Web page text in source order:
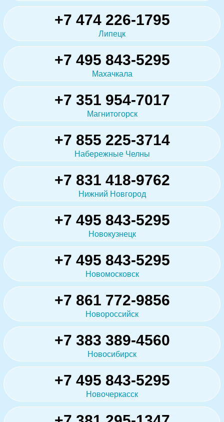
+7 474 226-1795
Липецк
+7 495 843-5295
Махачкала
+7 351 954-7017
Магнитогорск
+7 855 225-3714
Набережные Челны
+7 831 418-9762
Нижний Новгород
+7 495 843-5295
Новокузнецк
+7 495 843-5295
Новомосковск
+7 861 772-9856
Новороссийск
+7 383 389-4560
Новосибирск
+7 495 843-5295
Новочеркасск